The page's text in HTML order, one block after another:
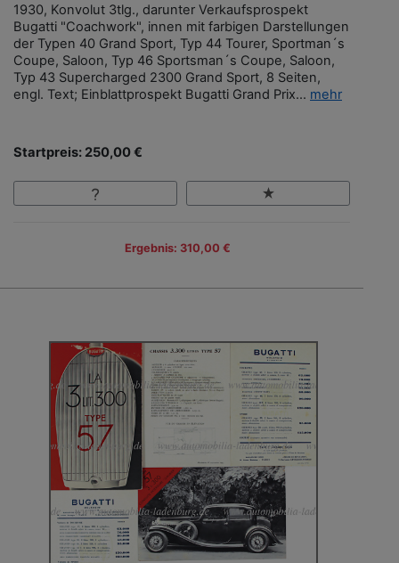
1930, Konvolut 3tlg., darunter Verkaufsprospekt
Bugatti "Coachwork", innen mit farbigen Darstellungen
der Typen 40 Grand Sport, Typ 44 Tourer, Sportman´s
Coupe, Saloon, Typ 46 Sportsman´s Coupe, Saloon,
Typ 43 Supercharged 2300 Grand Sport, 8 Seiten,
engl. Text; Einblattprospekt Bugatti Grand Prix... mehr
Startpreis: 250,00 €
Ergebnis: 310,00 €